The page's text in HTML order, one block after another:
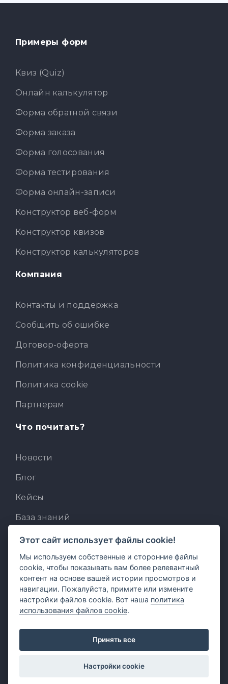
Примеры форм
Квиз (Quiz)
Онлайн калькулятор
Форма обратной связи
Форма заказа
Форма голосования
Форма тестирования
Форма онлайн-записи
Конструктор веб-форм
Конструктор квизов
Конструктор калькуляторов
Компания
Контакты и поддержка
Сообщить об ошибке
Договор-оферта
Политика конфиденциальности
Политика cookie
Партнерам
Что почитать?
Новости
Блог
Кейсы
База знаний
Для разработчиков
Встроенный AI-ассистент
MCP для AI-клиентов
Отзывы и предложения
Этот сайт использует файлы cookie!
Мы используем собственные и сторонние файлы
cookie, чтобы показывать вам более релевантный
контент на основе вашей истории просмотров и
навигации. Пожалуйста, примите или измените
настройки файлов cookie. Вот наша политика
использования файлов cookie.
Принять все
Настройки cookie